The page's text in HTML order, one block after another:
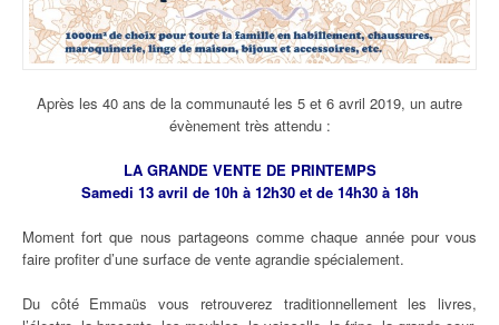
Après les 40 ans de la communauté les 5 et 6 avril 2019, un autre
évènement très attendu :
LA GRANDE VENTE DE PRINTEMPS
Samedi 13 avril de 10h à 12h30 et de 14h30 à 18h
Moment fort que nous partageons comme chaque année pour vous
faire profiter d’une surface de vente agrandie spécialement.
Du côté Emmaüs vous retrouverez traditionnellement les livres,